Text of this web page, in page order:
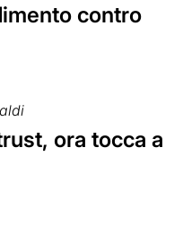
contro
ora tocca a